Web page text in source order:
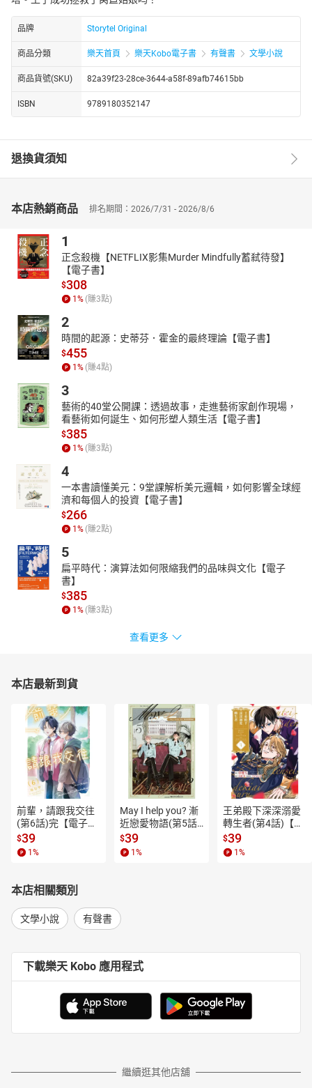
品牌 Storytel Original
商品分類 樂天首頁 樂天Kobo電子書 有聲書 文學小說
商品貨號(SKU) 82a39f23-28ce-3644-a58f-89afb74615bb
ISBN 9789180352147
退換貨須知
本店熱銷商品 排名期間：2026/7/31 - 2026/8/6
1
正念殺機【NETFLIX影集Murder Mindfully蓄弒待發】
【電子書】
$308
1% (賺3點)
2
時間的起源：史蒂芬．霍金的最終理論【電子書】
$455
1% (賺4點)
3
藝術的40堂公開課：透過故事，走進藝術家創作現場，
看藝術如何誕生、如何形塑人類生活【電子書】
$385
1% (賺3點)
4
一本書讀懂美元：9堂課解析美元邏輯，如何影響全球經
濟和每個人的投資【電子書】
$266
1% (賺2點)
5
扁平時代：演算法如何限縮我們的品味與文化【電子
書】
$385
1% (賺3點)
查看更多
本店最新到貨
前輩，請跟我交往
(第6話)完【電子
書】
$39
1 %
May I help you? 漸
近戀愛物語(第5話)
【電子書】
$39
1 %
王弟殿下深深溺愛
轉生者(第4話)【電
子書】
$39
1 %
本店相關類別
文學小說 有聲書
下載樂天 Kobo 應用程式
繼續逛其他店舖